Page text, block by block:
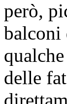
però,
balconi
delle